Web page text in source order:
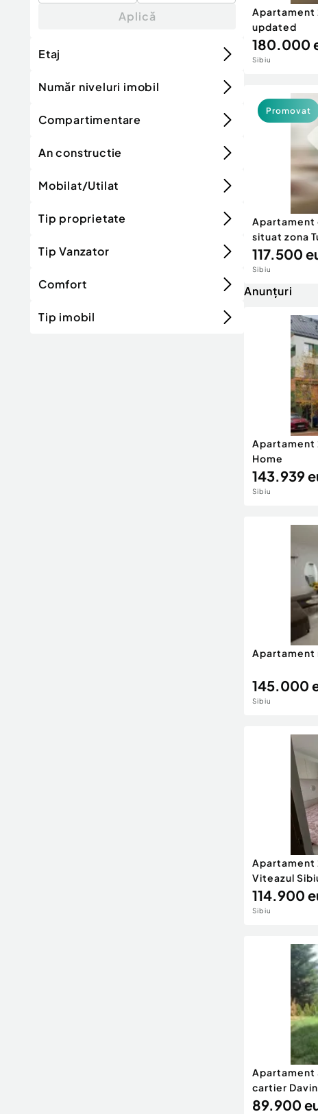
Aplică
Etaj
Număr niveluri imobil
Compartimentare
An constructie
Mobilat/Utilat
Tip proprietate
Tip Vanzator
Comfort
Tip imobil
Apartament
updated
180.000
Sibiu
Apartament
situat zona
117.500
Sibiu
Promovat
Anunțuri
Apartament
Home
143.939
Sibiu
Apartament
145.000
Sibiu
Apartament
Viteazul
114.900
Sibiu
Apartament
cartier
89.900